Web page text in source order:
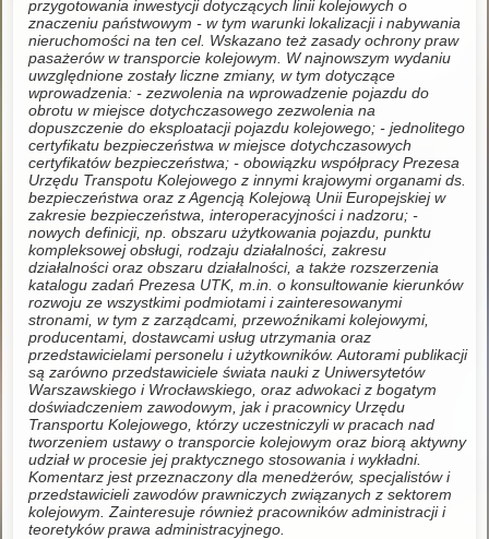
przygotowania inwestycji dotyczących linii kolejowych o
znaczeniu państwowym - w tym warunki lokalizacji i nabywania
nieruchomości na ten cel. Wskazano też zasady ochrony praw
pasażerów w transporcie kolejowym. W najnowszym wydaniu
uwzględnione zostały liczne zmiany, w tym dotyczące
wprowadzenia: - zezwolenia na wprowadzenie pojazdu do
obrotu w miejsce dotychczasowego zezwolenia na
dopuszczenie do eksploatacji pojazdu kolejowego; - jednolitego
certyfikatu bezpieczeństwa w miejsce dotychczasowych
certyfikatów bezpieczeństwa; - obowiązku współpracy Prezesa
Urzędu Transpotu Kolejowego z innymi krajowymi organami ds.
bezpieczeństwa oraz z Agencją Kolejową Unii Europejskiej w
zakresie bezpieczeństwa, interoperacyjności i nadzoru; -
nowych definicji, np. obszaru użytkowania pojazdu, punktu
kompleksowej obsługi, rodzaju działalności, zakresu
działalności oraz obszaru działalności, a także rozszerzenia
katalogu zadań Prezesa UTK, m.in. o konsultowanie kierunków
rozwoju ze wszystkimi podmiotami i zainteresowanymi
stronami, w tym z zarządcami, przewoźnikami kolejowymi,
producentami, dostawcami usług utrzymania oraz
przedstawicielami personelu i użytkowników. Autorami publikacji
są zarówno przedstawiciele świata nauki z Uniwersytetów
Warszawskiego i Wrocławskiego, oraz adwokaci z bogatym
doświadczeniem zawodowym, jak i pracownicy Urzędu
Transportu Kolejowego, którzy uczestniczyli w pracach nad
tworzeniem ustawy o transporcie kolejowym oraz biorą aktywny
udział w procesie jej praktycznego stosowania i wykładni.
Komentarz jest przeznaczony dla menedżerów, specjalistów i
przedstawicieli zawodów prawniczych związanych z sektorem
kolejowym. Zainteresuje również pracowników administracji i
teoretyków prawa administracyjnego.